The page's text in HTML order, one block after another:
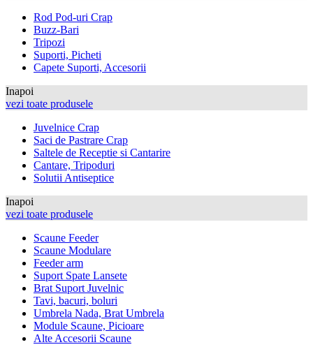
Rod Pod-uri Crap
Buzz-Bari
Tripozi
Suporti, Picheti
Capete Suporti, Accesorii
Inapoi
vezi toate produsele
Juvelnice Crap
Saci de Pastrare Crap
Saltele de Receptie si Cantarire
Cantare, Tripoduri
Solutii Antiseptice
Inapoi
vezi toate produsele
Scaune Feeder
Scaune Modulare
Feeder arm
Suport Spate Lansete
Brat Suport Juvelnic
Tavi, bacuri, boluri
Umbrela Nada, Brat Umbrela
Module Scaune, Picioare
Alte Accesorii Scaune